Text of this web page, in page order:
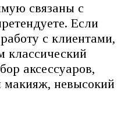
связаны с
Если
с клиентами,
классический
аксессуаров,
макияж, невысокий